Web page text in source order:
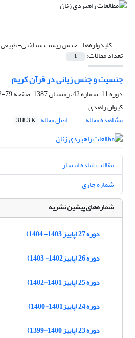
کلیدواژه‌ها =جنس زیست شناختی- طبیعی
تعداد مقالات: 1
جنسیت و جنس زبانی در قرآن کریم
دوره 11، شماره 42، زمستان 1387، صفحه
79-102
کیوان زاهدی
مشاهده مقاله
اصل مقاله 318.3 K
مقالات آماده انتشار
شماره جاری
شماره‌های پیشین نشریه
دوره 27 (پاییز 1403- 1404)
دوره 26 (پاییز1402- 1403)
دوره 25 (پاییز 1401-1402)
دوره 24 (پاییز1401-1400)
دوره 23 (پاییز 1400-1399)